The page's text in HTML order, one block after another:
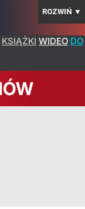
ROZWIŃ ▼
KSIĄŻKI WIDEO DO